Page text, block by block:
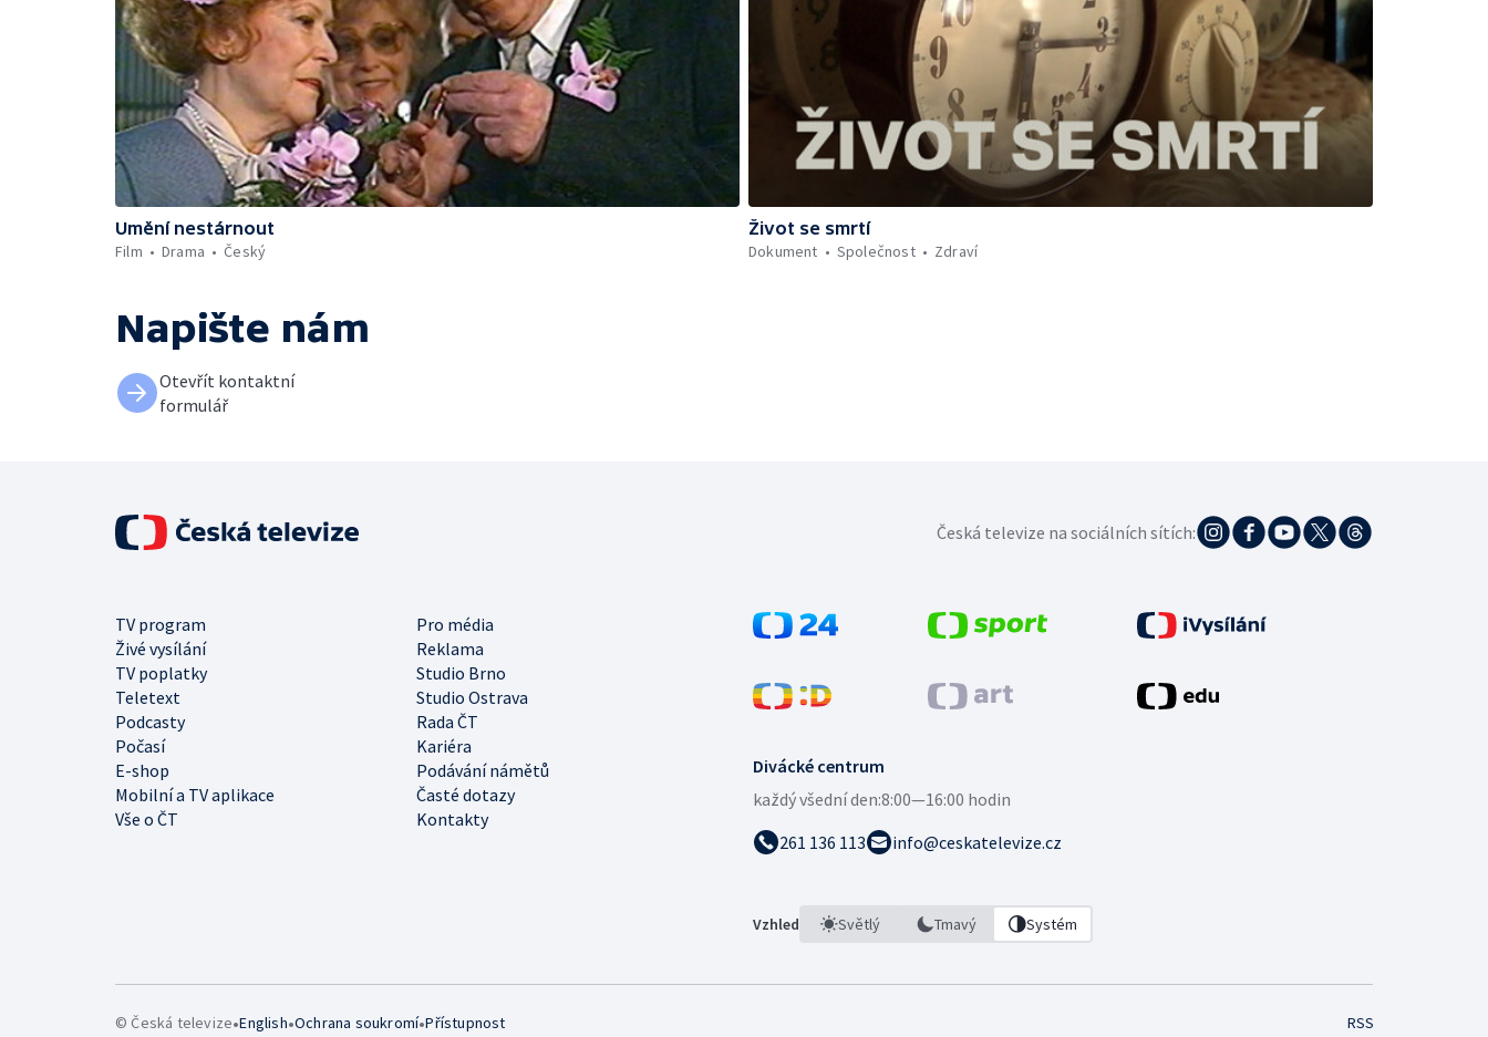
Umění nestárnout
Film
Drama Český
Život se smrtí
Dokument
Společnost Zdraví
Napište nám
Otevřít kontaktní
formulář
Divácké centrum
každý všední den:8:00—16:00 hodin
261 136 113
info@ceskatelevize.cz
Vzhled Světlý Tmavý Systém
TV program
Pro média
Živé vysílání
Reklama
TV poplatky
Studio Brno
Teletext
Studio Ostrava
Podcasty
Rada ČT
Počasí
Kariéra
E-shop
Podávání námětů
Mobilní a TV aplikace
Časté dotazy
Vše o ČT
Kontakty
Česká televize na sociálních sítích:
© Česká televize•English•Ochrana soukromí•Přístupnost RSS